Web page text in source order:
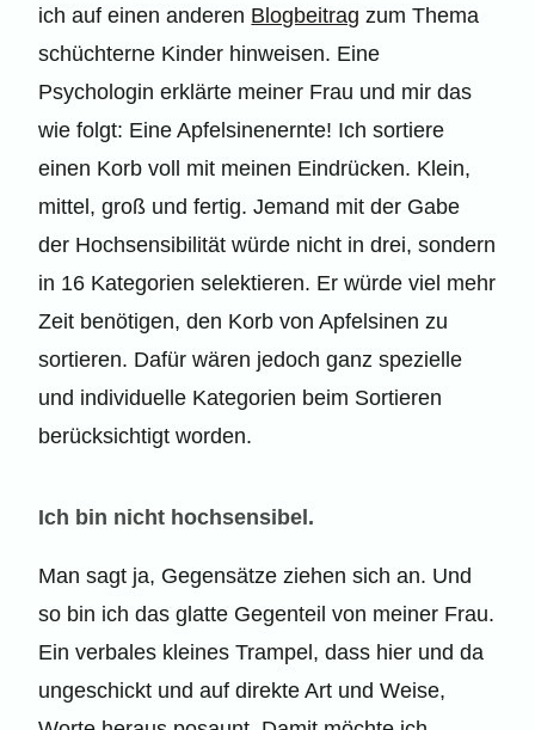
ich auf einen anderen Blogbeitrag zum Thema
schüchterne Kinder hinweisen. Eine
Psychologin erklärte meiner Frau und mir das
wie folgt: Eine Apfelsinenernte! Ich sortiere
einen Korb voll mit meinen Eindrücken. Klein,
mittel, groß und fertig. Jemand mit der Gabe
der Hochsensibilität würde nicht in drei, sondern
in 16 Kategorien selektieren. Er würde viel mehr
Zeit benötigen, den Korb von Apfelsinen zu
sortieren. Dafür wären jedoch ganz spezielle
und individuelle Kategorien beim Sortieren
berücksichtigt worden.
Ich bin nicht hochsensibel.
Man sagt ja, Gegensätze ziehen sich an. Und
so bin ich das glatte Gegenteil von meiner Frau.
Ein verbales kleines Trampel, dass hier und da
ungeschickt und auf direkte Art und Weise,